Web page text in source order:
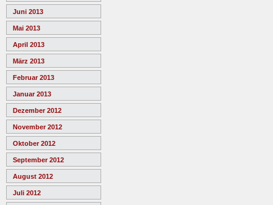
Juni 2013
Mai 2013
April 2013
März 2013
Februar 2013
Januar 2013
Dezember 2012
November 2012
Oktober 2012
September 2012
August 2012
Juli 2012